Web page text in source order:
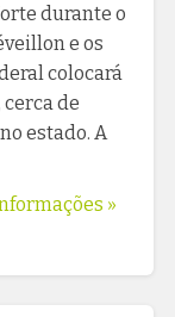
durante o
e os
colocará
cerca de
estado. A
»